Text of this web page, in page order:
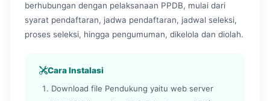
berhubungan dengan pelaksanaan PPDB, mulai dari
syarat pendaftaran, jadwa pendaftaran, jadwal seleksi,
proses seleksi, hingga pengumuman, dikelola dan diolah.
Cara Instalasi
Download file Pendukung yaitu web server